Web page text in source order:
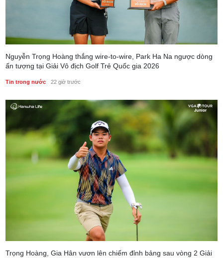
Nguyễn Trọng Hoàng thắng wire-to-wire, Park Ha Na ngược dòng
ấn tượng tại Giải Vô địch Golf Trẻ Quốc gia 2026
Tin trong nước 22 giờ trước
Trọng Hoàng, Gia Hân vươn lên chiếm đỉnh bảng sau vòng 2 Giải